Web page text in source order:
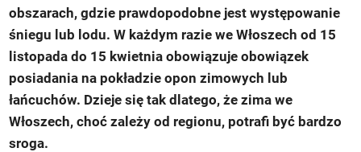
obszarach, gdzie prawdopodobne jest występowanie
śniegu lub lodu. W każdym razie we Włoszech od 15
listopada do 15 kwietnia obowiązuje obowiązek
posiadania na pokładzie opon zimowych lub
łańcuchów. Dzieje się tak dlatego, że zima we
Włoszech, choć zależy od regionu, potrafi być bardzo
sroga.